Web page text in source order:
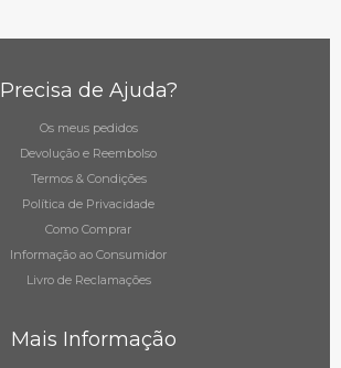
Precisa de Ajuda?
Os meus pedidos
Devolução e Reembolso
Termos & Condições
Política de Privacidade
Como Comprar
Informação ao Consumidor
Livro de Reclamações
Mais Informação